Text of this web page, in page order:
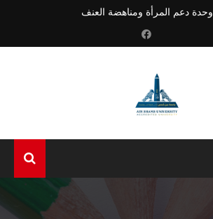
وحدة دعم المرأة ومناهضة العنف
الرئيسية